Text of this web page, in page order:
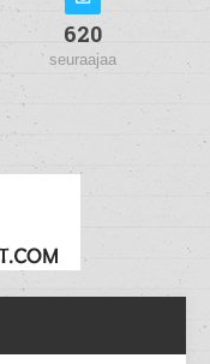
620
seuraajaa